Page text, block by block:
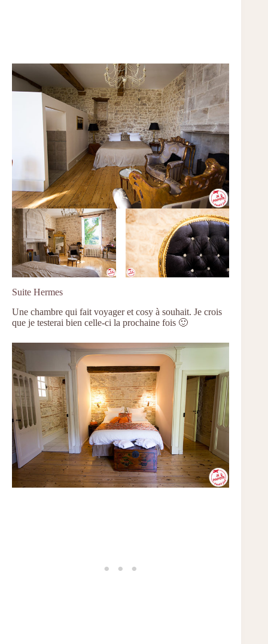
Suite Hermes
Une chambre qui fait voyager et cosy à souhait. Je crois
que je testerai bien celle-ci la prochaine fois 🙂